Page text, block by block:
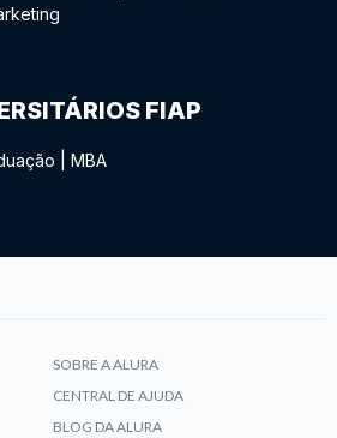
FIAP
MBA
SOBRE A ALURA
CENTRAL DE AJUDA
BLOG DA ALURA